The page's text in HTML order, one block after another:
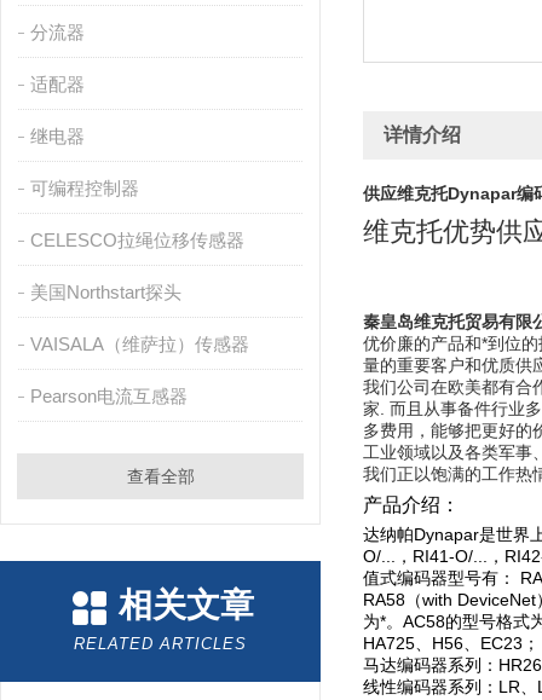
分流器
适配器
继电器
可编程控制器
CELESCO拉绳位移传感器
美国Northstart探头
VAISALA（维萨拉）传感器
Pearson电流互感器
查看全部
相关文章
RELATED ARTICLES
详情介绍
供应维克托Dynapar编
维克托优势供
秦皇岛维克托贸易有限
优价廉的产品和*到位
量的重要客户和优质供
我们公司在欧美都有合
家. 而且从事备件行业
多费用，能够把更好的
工业领域以及各类军事
我们正以饱满的工作热
产品介绍：
达纳帕Dynapar是世界
O/...，RI41-O/...，
值式编码器型号有：
RA58（with
为*。AC58的型号格式
HA725、H56、EC23；
马达编码器系列：
线性编码器系列：LR